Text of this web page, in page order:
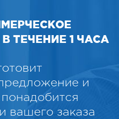
ТЕЧЕНИЕ 1 ЧАСА
и
вашего заказа